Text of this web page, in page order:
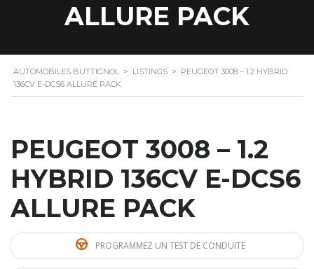
ALLURE PACK
AUTOMOBILES BUTTIGNOL > LISTINGS > PEUGEOT 3008 – 1.2 HYBRID
136CV E-DCS6 ALLURE PACK
PEUGEOT 3008 – 1.2
HYBRID 136CV E-DCS6
ALLURE PACK
PROGRAMMEZ UN TEST DE CONDUITE